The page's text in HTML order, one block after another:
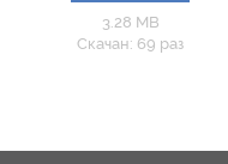
3.28 MB
Скачан: 69 раз